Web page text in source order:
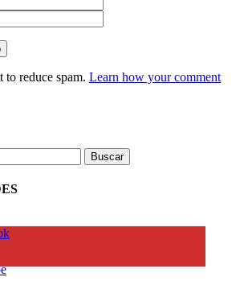
to reduce spam. Learn how your comment